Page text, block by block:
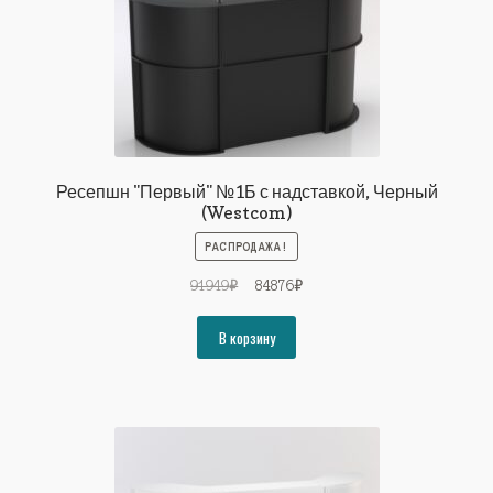
Ресепшн "Первый" №1Б с надставкой, Черный
(Westcom)
РАСПРОДАЖА!
91949₽
Первоначальная
составляла
91949₽.
84876₽Текущая
В корзину